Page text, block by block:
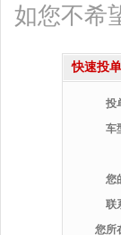
如您不希
快速投单
投
车
您
联
您所